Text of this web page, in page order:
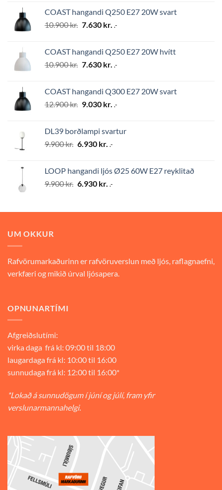
12.900 kr..9.030 kr..
COAST hangandi Q250 E27 20W svart
10.900kr. Original
10.900 kr..
7.630 kr. Current
7.630 kr..
.-
COAST hangandi Q250 E27 20W hvítt
10.900kr. Original
10.900 kr..
7.630 kr. Current
7.630 kr..
.-
COAST hangandi Q300 E27 20W svart
12.900kr. Original
12.900 kr..
9.030 kr. Current
9.030 kr..
.-
DL39 borðlampi svartur
9.900kr. Original
9.900 kr..
6.930 kr. Current
6.930 kr..
.-
LOOP hangandi ljós Ø25 60W E27 reyklitað
9.900kr. Original
9.900 kr..
6.930 kr. Current
6.930 kr..
.-
UM OKKUR
Rafvörumarkaðurinn er rafvöruverslun með ljós, raflagnaefni,
verkfæri og mikið úrval ljósapera.
OPNUNARTÍMI
Afgreiðslutími:
virka daga frá kl: 09:00 til 18:00
laugardaga frá kl: 10:00 til 16:00
sunnudaga frá kl: 12:00 til 16:00*
*Lokað á sunnudögum í júní og júlí, fram yfir
verslunarmannahelgi.